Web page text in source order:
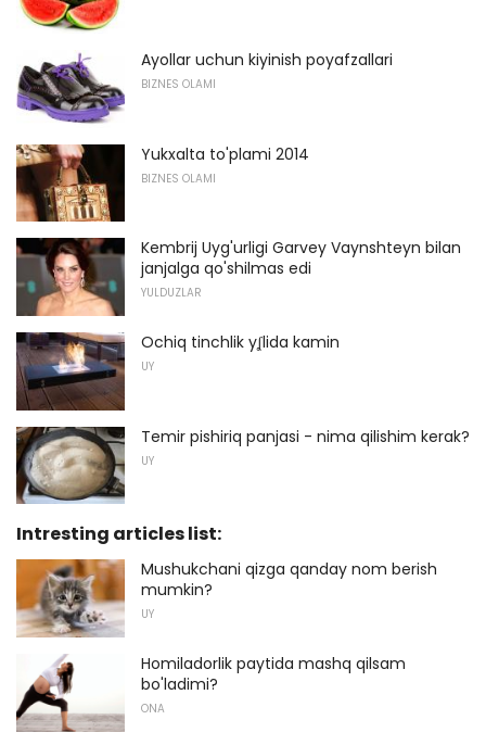
Ayollar uchun kiyinish poyafzallari
BIZNES OLAMI
Yukxalta to'plami 2014
BIZNES OLAMI
Kembrij Uyg'urligi Garvey Vaynshteyn bilan
janjalga qo'shilmas edi
YULDUZLAR
Ochiq tinchlik yʆlida kamin
UY
Temir pishiriq panjasi - nima qilishim kerak?
UY
Intresting articles list:
Mushukchani qizga qanday nom berish
mumkin?
UY
Homiladorlik paytida mashq qilsam
bo'ladimi?
ONA